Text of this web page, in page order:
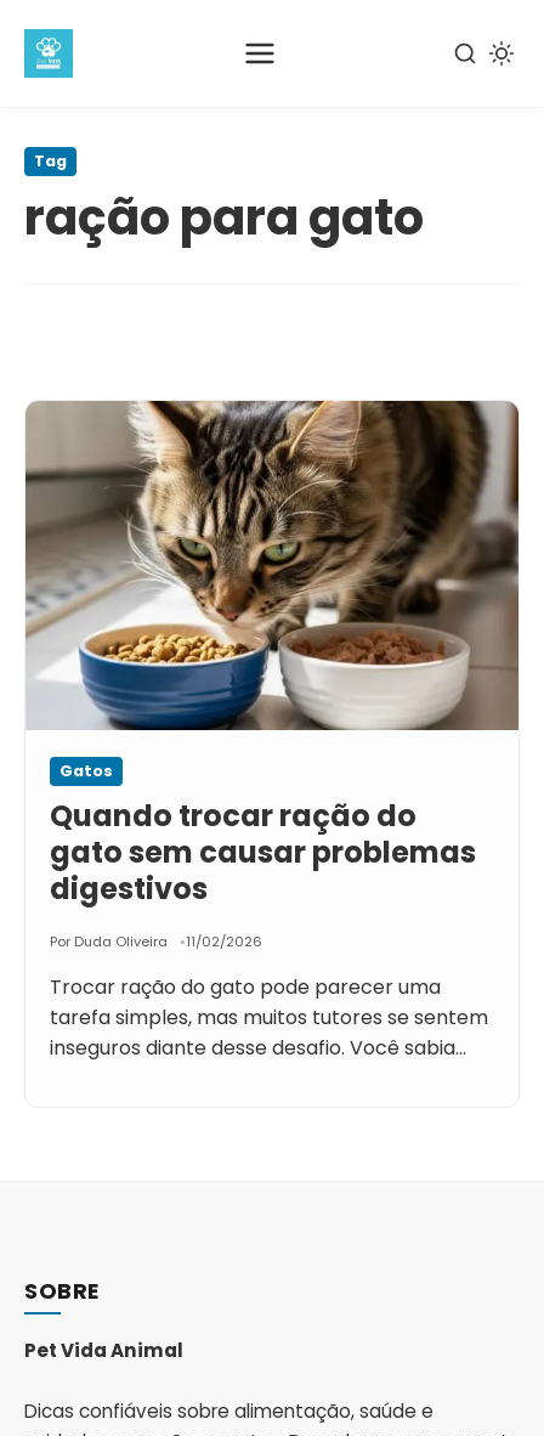
para
conteúdo
principal
Tag
ração para gato
Gatos
Quando trocar ração do
gato sem causar problemas
digestivos
Por Duda Oliveira 11/02/2026
Trocar ração do gato pode parecer uma
tarefa simples, mas muitos tutores se sentem
inseguros diante desse desafio. Você sabia…
SOBRE
Pet Vida Animal
Dicas confiáveis sobre alimentação, saúde e